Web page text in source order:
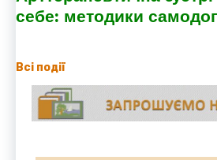
себе: методики
Всі події